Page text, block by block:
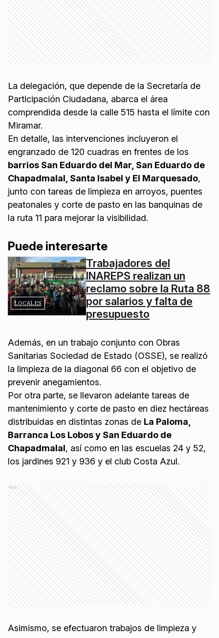
La delegación, que depende de la Secretaría de
Participación Ciudadana, abarca el área
comprendida desde la calle 515 hasta el límite con
Miramar.
En detalle, las intervenciones incluyeron el
engranzado de 120 cuadras en frentes de los
barrios San Eduardo del Mar, San Eduardo de
Chapadmalal, Santa Isabel y El Marquesado,
junto con tareas de limpieza en arroyos, puentes
peatonales y corte de pasto en las banquinas de
la ruta 11 para mejorar la visibilidad.
Puede interesarte
LOCALES
Trabajadores del
INAREPS realizan un
reclamo sobre la Ruta 88
por salarios y falta de
presupuesto
Además, en un trabajo conjunto con Obras
Sanitarias Sociedad de Estado (OSSE), se realizó
la limpieza de la diagonal 66 con el objetivo de
prevenir anegamientos.
Por otra parte, se llevaron adelante tareas de
mantenimiento y corte de pasto en diez hectáreas
distribuidas en distintas zonas de La Paloma,
Barranca Los Lobos y San Eduardo de
Chapadmalal, así como en las escuelas 24 y 52,
los jardines 921 y 936 y el club Costa Azul.
Ads
Asimismo, se efectuaron trabajos de limpieza y